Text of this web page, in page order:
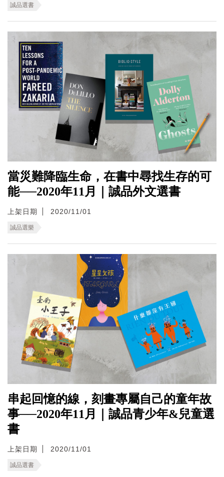
誠品選書
當災難降臨生命，在書中尋找生存的可
能──2020年11月｜誠品外文選書
上架日期 2020/11/01
誠品選樂
串起回憶的線，刻畫專屬自己的童年故
事──2020年11月｜誠品青少年&兒童選
書
上架日期 2020/11/01
誠品選書